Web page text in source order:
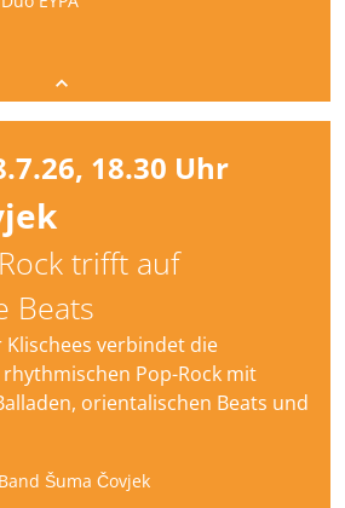
18.30 Uhr
trifft auf
Beats
Klischees verbindet die
Pop-Rock mit
orientalischen Beats und